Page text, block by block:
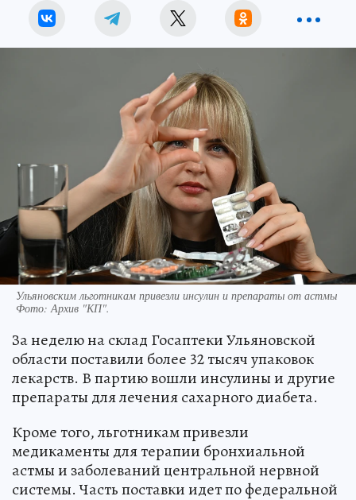
Ульяновским льготникам привезли инсулин и препараты от астмы
Фото: Архив "КП".
За неделю на склад Госаптеки Ульяновской
области поставили более 32 тысяч упаковок
лекарств. В партию вошли инсулины и другие
препараты для лечения сахарного диабета.
Кроме того, льготникам привезли
медикаменты для терапии бронхиальной
астмы и заболеваний центральной нервной
системы. Часть поставки идет по федеральной